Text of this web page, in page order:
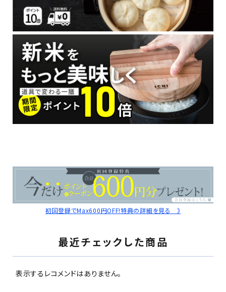
初回登録でMax600円OFF!特典の詳細を見る 》
最近チェックした商品
表示するレコメンドはありません。